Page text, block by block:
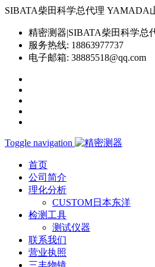
SIBATA柴田科学总代理 YAMADA
精密测器|SIBATA柴田科学总
服务热线: 18863977737
电子邮箱: 38885518@qq.com
Toggle navigation
首页
公司简介
理化分析
CUSTOM日本东洋
检测工具
测试仪器
联系我们
营业执照
三丰物镜